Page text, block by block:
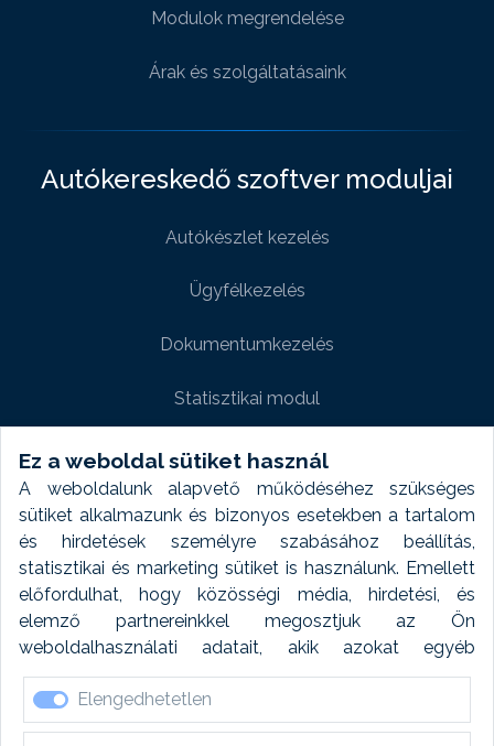
Ez a weboldal sütiket használ
A weboldalunk alapvető működéséhez szükséges
sütiket alkalmazunk és bizonyos esetekben a tartalom
és hirdetések személyre szabásához beállítás,
statisztikai és marketing sütiket is használunk. Emellett
előfordulhat, hogy közösségi média, hirdetési, és
elemző partnereinkkel megosztjuk az Ön
weboldalhasználati adatait, akik azokat egyéb
forrásokból gyűjtött adatokkal kombinálhatják. A sütik
elfogadásával kapcsolatosan naplózást végzünk és
ezen adatokat 6 hónap után automatikusan töröljük. A
Elengedhetetlen
Modulok megrendelése
Árak és szolgáltatásaink
Autókereskedő szoftver moduljai
Autókészlet kezelés
Ügyfélkezelés
Dokumentumkezelés
Statisztikai modul
Weboldal modul
Fényképtár extra modul
Autómosó modul
Feladatütemezés